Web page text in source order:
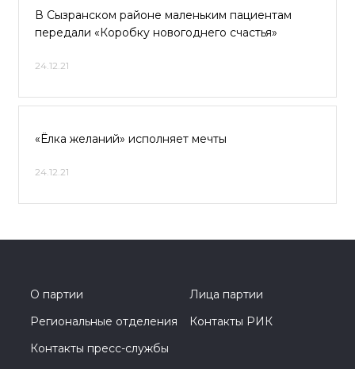
В Сызранском районе маленьким пациентам
передали «Коробку новогоднего счастья»
24.12.21
«Ёлка желаний» исполняет мечты
24.12.21
О партии
Лица партии
Региональные отделения
Контакты РИК
Контакты пресс-службы